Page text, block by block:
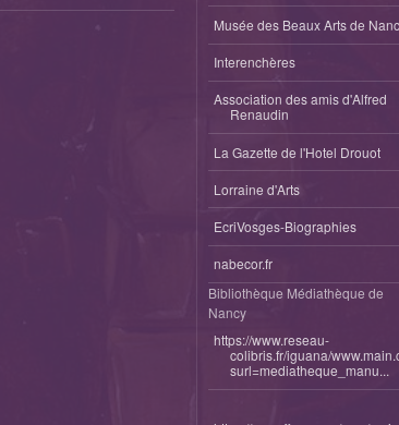
Musée des Beaux Arts de
Interenchères
Association des amis d'Alfred
Renaudin
La Gazette de l'Hotel Drouot
Lorraine d'Arts
EcriVosges-Biographies
nabecor.fr
Bibliothèque Médiathèque de
Nancy
https://www.reseau-
colibris.fr/iguana/
surl=mediatheque_manu...